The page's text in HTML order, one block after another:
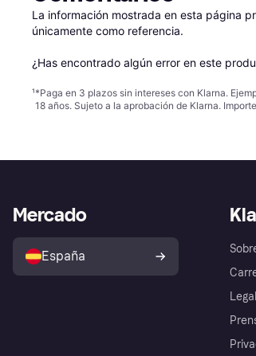
La información mostrada en esta página
únicamente como referencia.
¿Has encontrado algún error en este
¹*Paga en 3 plazos sin intereses con Klarna.
18 años. Sujeto a la aprobación de Klarna.
Legal
Mercado
España